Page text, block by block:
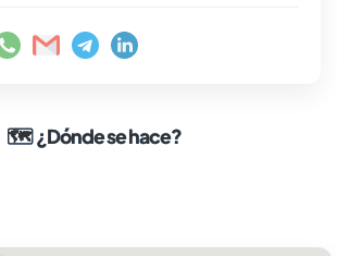
🗺¿Dónde se hace?